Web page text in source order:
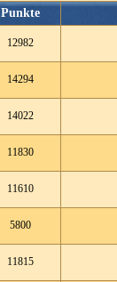
Punkte
12982
14294
14022
11830
11610
5800
11815